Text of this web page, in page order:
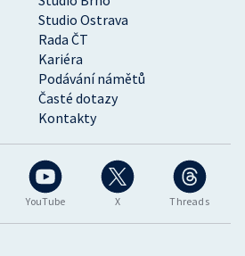
YouTube X Threads
Studio Ostrava
Rada ČT
Kariéra
Podávání námětů
Časté dotazy
Kontakty